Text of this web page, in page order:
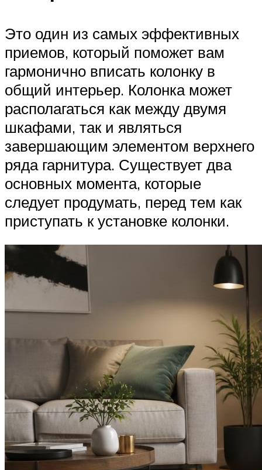
Это один из самых эффективных
приемов, который поможет вам
гармонично вписать колонку в
общий интерьер. Колонка может
располагаться как между двумя
шкафами, так и являться
завершающим элементом верхнего
ряда гарнитура. Существует два
основных момента, которые
следует продумать, перед тем как
приступать к установке колонки.